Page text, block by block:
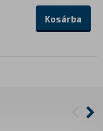
Kosárba